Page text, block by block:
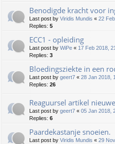
Benodigde kracht voor
Last post by Viridis Mundis « 22
Replies: 5
ECC1 - opleiding
Last post by WiPe « 17 Feb 2018,
Replies: 3
Bloedingsziekte in een
Last post by geert7 « 28 Jan 2018,
Replies: 26
Reaguursel artikel
Last post by geert7 « 05 Jan 2018,
Replies: 6
Paardekastanje snoeien.
Last post by Viridis Mundis « 29